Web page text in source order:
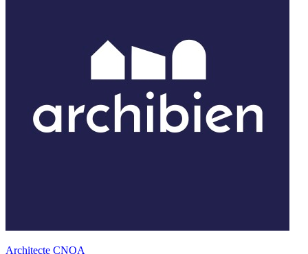
Architecte CNOA